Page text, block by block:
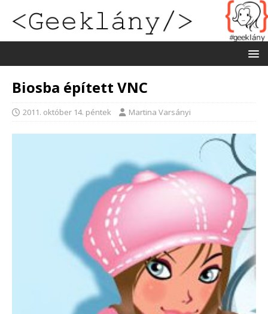
Biosba épített VNC
2011. október 14. péntek Martina Varsányi